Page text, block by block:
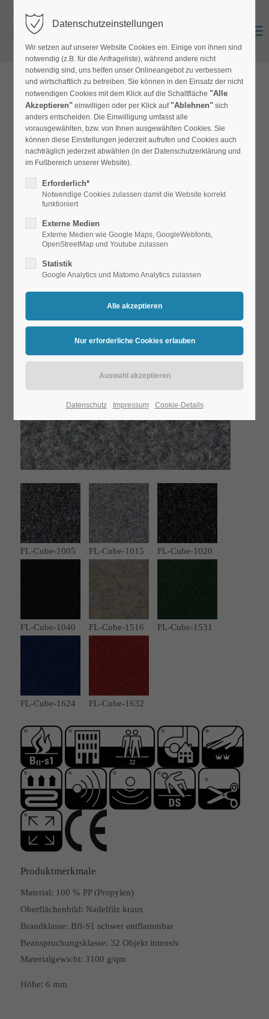
Zurück Anmelden
zur Produktübersicht
Teppichfliese Cube
FL-Cube
Robuste Teppichfliese mit veloursartiger Oberfläche.
Einsatzbereiche: Büro, Laden, Gewerbe. Besonders
rutschfester POF-Unterboden. Standardgröße 1x1m, Auf
Anfrage: 50x50cm. Mindestmenge: 100qm
FL-Cube-1005 FL-Cube-1015 FL-Cube-1020
FL-Cube-1040 FL-Cube-1516 FL-Cube-1531
FL-Cube-1624 FL-Cube-1632
Produktmerkmale
Material: 100 % PP (Propylen)
Oberflächenbild: Nadelfilz kraus
Brandklasse: Bfl-S1 schwer entflammbar
Beanspruchungsklasse: 32 Objekt intensiv
Materialgewicht: 3100 g/qm
Höhe: 6 mm
Datenschutzeinstellungen
Wir setzen auf unserer Website Cookies ein. Einige von ihnen sind
notwendig (z.B. für die Anfrageliste), während andere nicht
notwendig sind, uns helfen unser Onlineangebot zu verbessern
und wirtschaftlich zu betreiben. Sie können in den Einsatz der nicht
notwendigen Cookies mit dem Klick auf die Schaltfläche "Alle
Akzeptieren" einwilligen oder per Klick auf "Ablehnen" sich
anders entscheiden. Die Einwilligung umfasst alle
vorausgewählten, bzw. von Ihnen ausgewählten Cookies. Sie
können diese Einstellungen jederzeit aufrufen und Cookies auch
nachträglich jederzeit abwählen (in der Datenschutzerklärung und
im Fußbereich unserer Website).
Erforderlich*
Notwendige Cookies zulassen damit die Website korrekt
funktioniert
Externe Medien
Externe Medien wie Google Maps, GoogleWebfonts,
OpenStreetMap und Youtube zulassen
Statistik
Google Analytics und Matomo Analytics zulassen
Datenschutz Impressum Cookie-Details